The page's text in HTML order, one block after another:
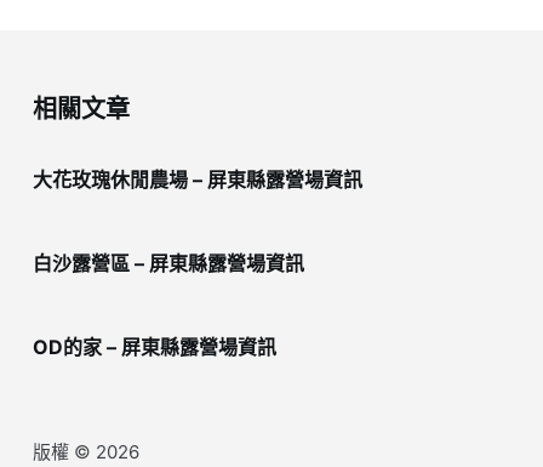
相關文章
大花玫瑰休閒農場 – 屏東縣露營場資訊
白沙露營區 – 屏東縣露營場資訊
OD的家 – 屏東縣露營場資訊
版權 © 2026